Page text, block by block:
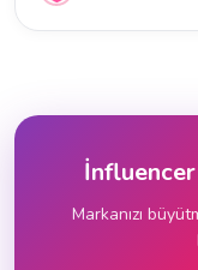
Markanızı